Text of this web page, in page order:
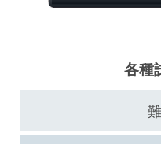
各種